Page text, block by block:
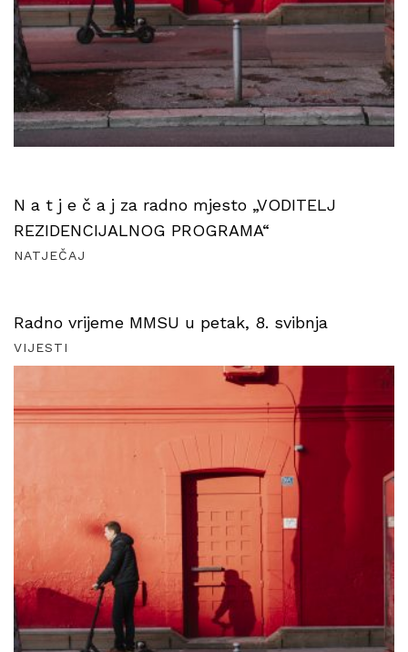
N a t j e č a j za radno mjesto „VODITELJ
REZIDENCIJALNOG PROGRAMA“
NATJEČAJ
Radno vrijeme MMSU u petak, 8. svibnja
VIJESTI